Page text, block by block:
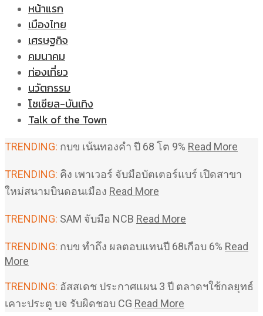
หน้าแรก
เมืองไทย
เศรษฐกิจ
คมนาคม
ท่องเที่ยว
นวัตกรรม
โซเชียล-บันเทิง
Talk of the Town
TRENDING: กบข เน้นทองคำ ปี 68 โต 9% Read More
TRENDING: คิง เพาเวอร์ จับมือบัตเตอร์แบร์ เปิดสาขา
ใหม่สนามบินดอนเมือง Read More
TRENDING: SAM จับมือ NCB Read More
TRENDING: กบข ทำถึง ผลตอบแทนปี 68เกือบ 6% Read
More
TRENDING: อัสสเดช ประกาศแผน 3 ปี ตลาดฯใช้กลยุทธ์
เคาะประตู บจ รับผิดชอบ CG Read More